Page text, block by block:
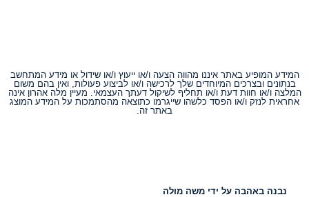
המידע המופיע באתר איננו מהווה הצעה ו/או ייעוץ ו/או שידול או מידע המתחשב
בנתונים ובצרכים המיוחדים שלך לרכישה ו/או לביצוע פעולות, ואין בהם משום
המלצה ו/או חוות דעת ו/או תחליף לשיקול דעתך העצמאי. מעיין מלה אהרון אינה
אחראית לנזק ו/או הפסד כלשהו שייגרמו כתוצאה מהסתמכות על המידע המוצג
באתר זה.
נבנה באהבה על ידי משה מולה